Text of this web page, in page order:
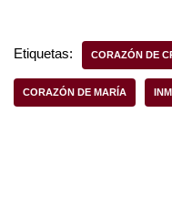
e
b
o
er s
A
p
e
Etiquetas: CORAZÓN DE
CORAZÓN DE MARÍA